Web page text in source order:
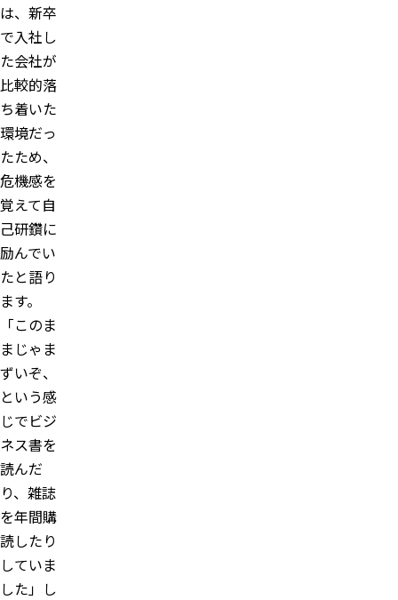
は、新卒
で入社し
た会社が
比較的落
ち着いた
環境だっ
たため、
危機感を
覚えて自
己研鑽に
励んでい
たと語り
ます。
「このま
まじゃま
ずいぞ、
という感
じでビジ
ネス書を
読んだ
り、雑誌
を年間購
読したり
していま
した」し